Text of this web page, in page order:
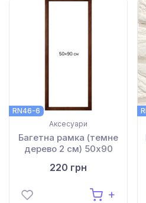
RN46-6
Аксесуари
Багетна рамка (темне
дерево 2 см) 50х90
220 грн